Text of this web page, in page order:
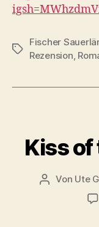
Schlagwörter
Fischer
Rezension
Kiss
Von Ute